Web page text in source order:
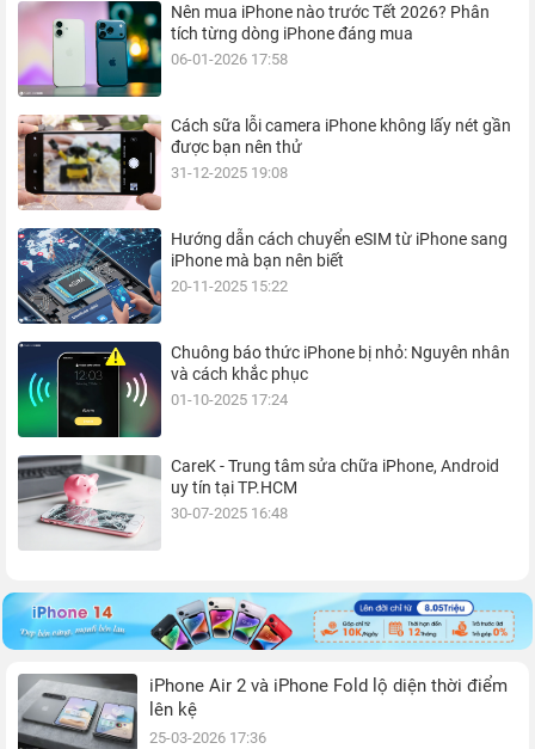
Nên mua iPhone nào trước Tết 2026? Phân
tích từng dòng iPhone đáng mua
06-01-2026 17:58
Cách sữa lỗi camera iPhone không lấy nét gần
được bạn nên thử
31-12-2025 19:08
Hướng dẫn cách chuyển eSIM từ iPhone sang
iPhone mà bạn nên biết
20-11-2025 15:22
Chuông báo thức iPhone bị nhỏ: Nguyên nhân
và cách khắc phục
01-10-2025 17:24
CareK - Trung tâm sửa chữa iPhone, Android
uy tín tại TP.HCM
30-07-2025 16:48
iPhone Air 2 và iPhone Fold lộ diện thời điểm
lên kệ
25-03-2026 17:36